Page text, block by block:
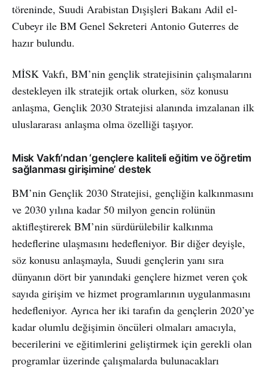
töreninde, Suudi Arabistan Dışişleri Bakanı Adil el-
Cubeyr ile BM Genel Sekreteri Antonio Guterres de
hazır bulundu.
MİSK Vakfı, BM’nin gençlik stratejisinin çalışmalarını
destekleyen ilk stratejik ortak olurken, söz konusu
anlaşma, Gençlik 2030 Stratejisi alanında imzalanan ilk
uluslararası anlaşma olma özelliği taşıyor.
Misk Vakfı’ndan ‘gençlere kaliteli eğitim ve öğretim
sağlanması girişimine’ destek
BM’nin Gençlik 2030 Stratejisi, gençliğin kalkınmasını
ve 2030 yılına kadar 50 milyon gencin rolünün
aktifleştirerek BM’nin sürdürülebilir kalkınma
hedeflerine ulaşmasını hedefleniyor. Bir diğer deyişle,
söz konusu anlaşmayla, Suudi gençlerin yanı sıra
dünyanın dört bir yanındaki gençlere hizmet veren çok
sayıda girişim ve hizmet programlarının uygulanmasını
hedefleniyor. Ayrıca her iki tarafın da gençlerin 2020’ye
kadar olumlu değişimin öncüleri olmaları amacıyla,
becerilerini ve eğitimlerini geliştirmek için gerekli olan
programlar üzerinde çalışmalarda bulunacakları